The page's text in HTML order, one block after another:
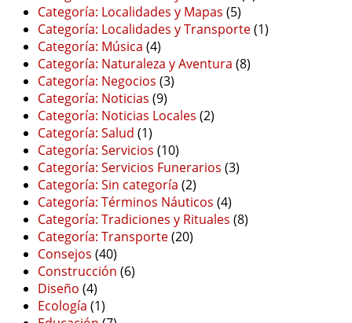
Categoría: Localidades y Mapas (5)
Categoría: Localidades y Transporte(1)
Categoría: Música (4)
Categoría: Naturaleza y Aventura (8)
Categoría: Negocios (3)
Categoría: Noticias (9)
Categoría: Noticias Locales (2)
Categoría: Salud (1)
Categoría: Servicios (10)
Categoría: Servicios Funerarios (3)
Categoría: Sin categoría (2)
Categoría: Términos Náuticos (4)
Categoría: Tradiciones y Rituales (8)
Categoría: Transporte(20)
Consejos (40)
Construcción (6)
Diseño (4)
Ecología (1)